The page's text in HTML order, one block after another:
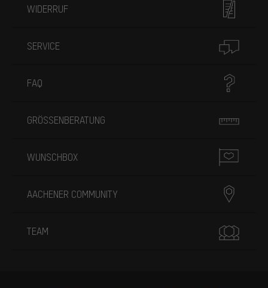
WIDERRUF
SERVICE
FAQ
GRÖSSENBERATUNG
WUNSCHBOX
AACHENER COMMUNITY
TEAM